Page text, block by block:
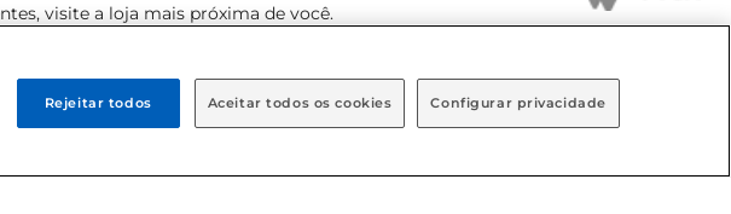
visite a loja mais próxima de você.
Configurar privacidade
Rejeitar todos Aceitar todos os cookies